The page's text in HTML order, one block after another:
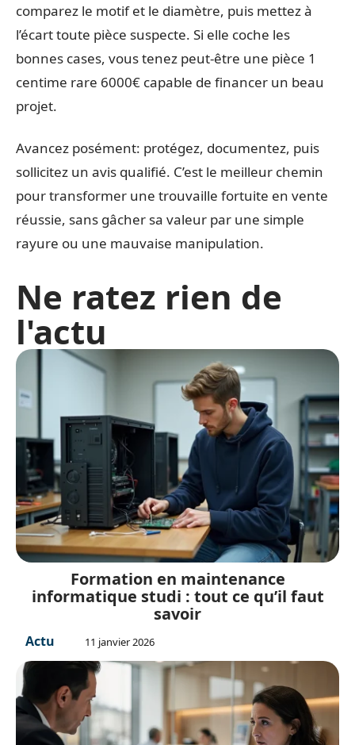
comparez le motif et le diamètre, puis mettez à
l’écart toute pièce suspecte. Si elle coche les
bonnes cases, vous tenez peut-être une pièce 1
centime rare 6000€ capable de financer un beau
projet.
Avancez posément: protégez, documentez, puis
sollicitez un avis qualifié. C’est le meilleur chemin
pour transformer une trouvaille fortuite en vente
réussie, sans gâcher sa valeur par une simple
rayure ou une mauvaise manipulation.
Ne ratez rien de
l'actu
Formation en maintenance
informatique studi : tout ce qu’il faut
savoir
Actu 11 janvier 2026